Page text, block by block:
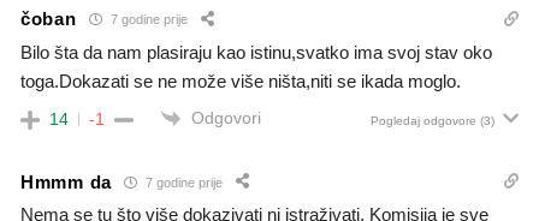
čoban 7 godine prije
Bilo šta da nam plasiraju kao istinu,svatko ima svoj stav oko
toga.Dokazati se ne može više ništa,niti se ikada moglo.
14 -1 Odgovori Pogledaj odgovore (3)
Hmmm da 7 godine prije
Nema se tu što više dokazivati ni istraživati, Komisija je sve